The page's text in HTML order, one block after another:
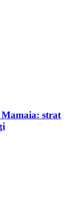
Mamaia: strat